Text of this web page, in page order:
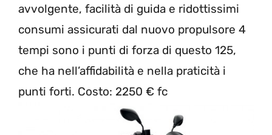
avvolgente, facilità di guida e ridottissimi
consumi assicurati dal nuovo propulsore 4
tempi sono i punti di forza di questo 125,
che ha nell’affidabilità e nella praticità i
punti forti. Costo: 2250 € fc